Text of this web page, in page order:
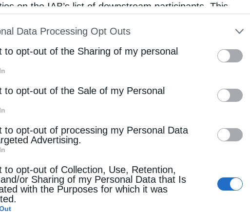
on the IAB’s list of downstream participants. This
of Downstream Participantsthat may further disclose it to
parties.
Data Processing Opt Outs
to opt-out of the Sharing of my personal
to opt-out of the Sale of my Personal
to opt-out of processing my Personal Data
Advertising.
to opt-out of Collection, Use, Retention,
or Sharing of my Personal Data that Is
with the Purposes for which it was
στην Ουγγαρία,
στην Κροατία,
και εγκατάσταση των απαραίτητων υποδομών φόρτισης στη
μέτρων ενεργειακής απόδοσης και αντικατάστασης ρυπογόνων
τηλεθέρμανσης και ενεργειακή αναβάθμιση πολυκατοικιών
στην Πορτογαλία,
ενέργειας με μπαταρίες στη Ρουμανία,
από ανανεώσιμες πηγές, εγκαταστάσεων αποθήκευσης και
ηλεκτρικής ενέργειας στη Σλοβενία.